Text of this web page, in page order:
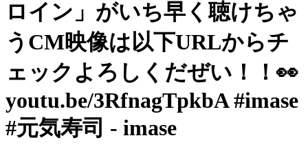
ロイン」がいち早く聴けちゃ
うCM映像は以下URLからチ
ェックよろしくだぜい！！👀
youtu.be/3RfnagTpkbA #imase
#元気寿司 - imase